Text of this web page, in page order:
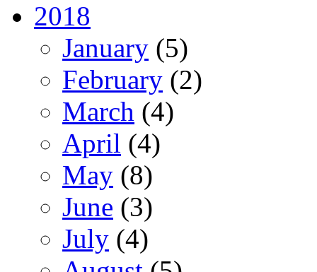
2018
January (5)
February (2)
March (4)
April (4)
May (8)
June (3)
July (4)